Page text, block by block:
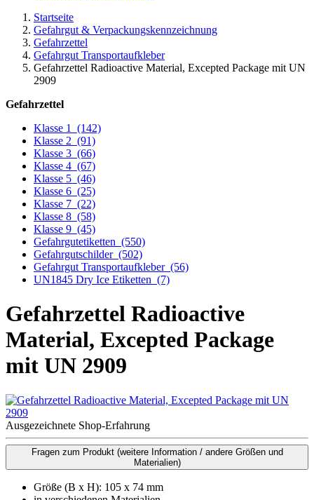
Startseite
Gefahrgut & Verpackungskennzeichnung
Gefahrzettel
Gefahrgut Transportaufkleber
Gefahrzettel Radioactive Material, Excepted Package mit UN
2909
Gefahrzettel
Klasse 1
(142)
Klasse 2 (91)
Klasse 3 (66)
Klasse 4 (67)
Klasse 5 (46)
Klasse 6 (25)
Klasse 7 (22)
Klasse 8 (58)
Klasse 9 (45)
Gefahrgutetiketten (550)
Gefahrgutschilder (502)
Gefahrgut Transportaufkleber (56)
UN1845 Dry Ice Etiketten (7)
Gefahrzettel Radioactive
Material, Excepted Package
mit UN 2909
Ausgezeichnete Shop-Erfahrung
Fragen zum Produkt (weitere Information / andere Größen und
Materialien)
Größe (B x H): 105 x 74 mm